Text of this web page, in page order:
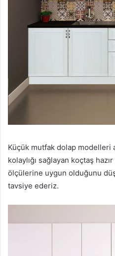
Küçük mutfak dolap modelleri
kolaylığı sağlayan koçtaş
ölçülerine uygun olduğunu
tavsiye ederiz.